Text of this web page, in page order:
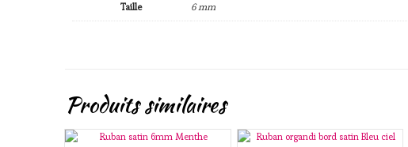
Taille 6 mm
Produits similaires